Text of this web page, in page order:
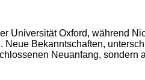
Universität Oxford, während
Bekanntschaften,
Neuanfang, sondern